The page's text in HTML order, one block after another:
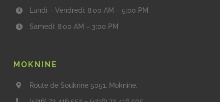
Lundi – Vendredi: 8:00 AM – 5:00 PM
Samedi: 8:00 AM – 3:00 PM
MOKNINE
Route de Soukrine 5051, Moknine.